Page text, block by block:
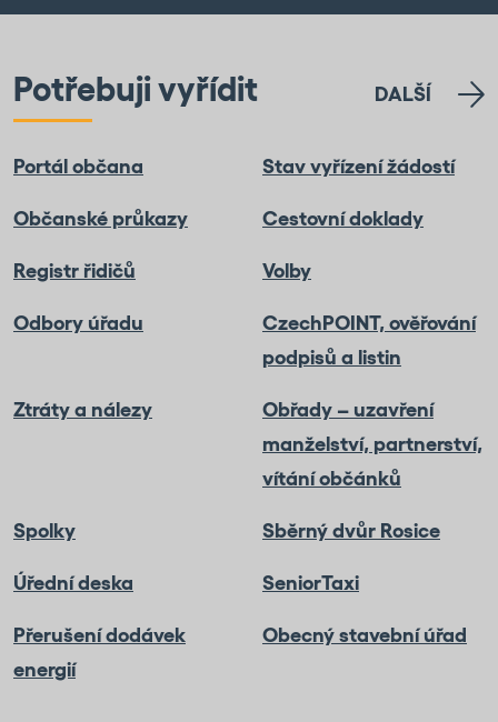
Potřebuji vyřídit DALŠÍ
Portál občana Stav vyřízení žádostí
Občanské průkazy Cestovní doklady
Registr řidičů Volby
Odbory úřadu
CzechPOINT, ověřování
podpisů a listin
Ztráty a nálezy
Obřady – uzavření
manželství, partnerství,
vítání občánků
Spolky Sběrný dvůr Rosice
Úřední deska SeniorTaxi
Přerušení dodávek
energií
Obecný stavební úřad